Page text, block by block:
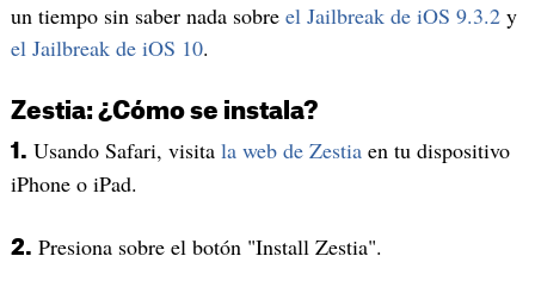
un tiempo sin saber nada sobre el Jailbreak de iOS 9.3.2y
el Jailbreak de iOS 10.
Zestia: ¿Cómo se instala?
1. Usando Safari, visita la web de Zestiaen tu dispositivo
iPhone o iPad.
2. Presiona sobre el botón "Install Zestia".